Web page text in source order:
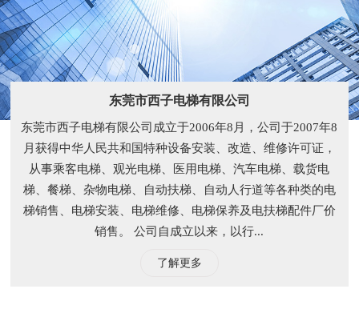
东莞市西子电梯有限公司
东莞市西子电梯有限公司成立于2006年8月，公司于2007年8
月获得中华人民共和国特种设备安装、改造、维修许可证，
从事乘客电梯、观光电梯、医用电梯、汽车电梯、载货电
梯、餐梯、杂物电梯、自动扶梯、自动人行道等各种类的电
梯销售、电梯安装、电梯维修、电梯保养及电扶梯配件厂价
销售。 公司自成立以来，以行...
了解更多